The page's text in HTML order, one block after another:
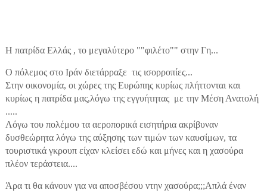
Η πατρίδα Ελλάς , το μεγαλύτερο ""φιλέτο"" στην Γη...
Ο πόλεμος στο Ιράν διετάρραξε τις ισορροπίες...
Στην οικονομία, οι χώρες της Ευρώπης κυρίως πλήττονται και
κυρίως η πατρίδα μας,λόγω της εγγυήτητας με την Μέση Ανατολή
.....
Λόγω του πολέμου τα αεροπορικά εισητήρια ακρίβυναν
δυσθεώρητα λόγω της αύξησης των τιμών των καυσίμων, τα
τουριστικά γκρουπ είχαν κλείσει εδώ και μήνες και η χασούρα
πλέον τεράστεια....
Άρα τι θα κάνουν για να αποσβέσου ντην χασούρα;;;Απλά έναν